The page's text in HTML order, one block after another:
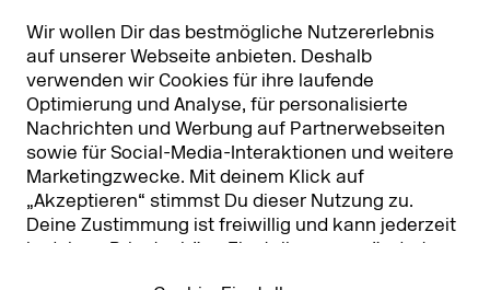
Wir wollen Dir das bestmögliche Nutzererlebnis
auf unserer Webseite anbieten. Deshalb
verwenden wir Cookies für ihre laufende
Optimierung und Analyse, für personalisierte
Nachrichten und Werbung auf Partnerwebseiten
sowie für Social-Media-Interaktionen und weitere
Marketingzwecke. Mit deinem Klick auf
„Akzeptieren“ stimmst Du dieser Nutzung zu.
Deine Zustimmung ist freiwillig und kann jederzeit
in deinen Privatsphäre-Einstellungen
geändert
Partner & Sponsoren DMEXCO Asia
Koelnmesse GmbH
T. +49 221 821 2020